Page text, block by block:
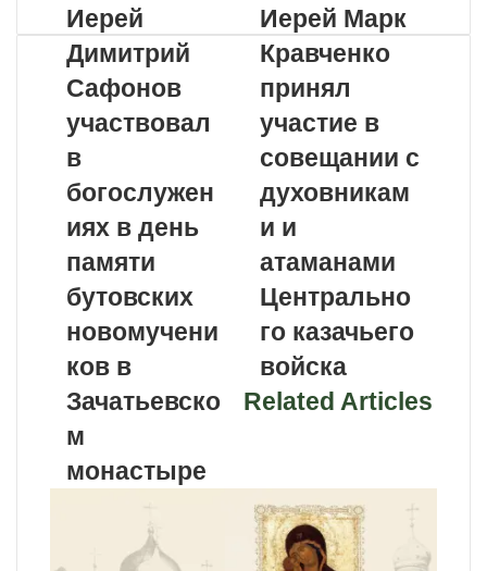
Иерей
Димитрий
Сафонов
участвовал
в
богослужен
иях в день
памяти
бутовских
новомучени
ков в
Зачатьевско
м
монастыре
Иерей Марк
Кравченко
принял
участие в
совещании с
духовникам
и и
атаманами
Центрально
го казачьего
войска
Related Articles